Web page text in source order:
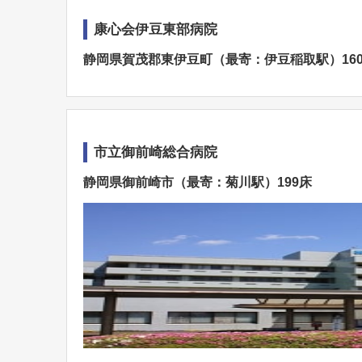
康心会伊豆東部病院
静岡県賀茂郡東伊豆町（最寄：伊豆稲取駅）
市立御前崎総合病院
静岡県御前崎市（最寄：菊川駅）199床